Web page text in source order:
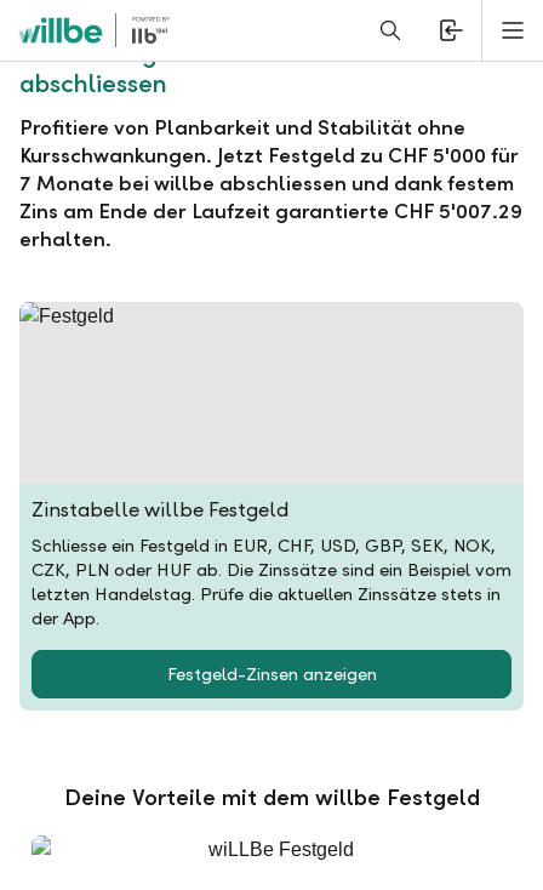
Alerts.Headline
willbe Festgeld zu CHF 5'000 für 7 Monate
abschliessen
Profitiere von Planbarkeit und Stabilität ohne
Kursschwankungen. Jetzt Festgeld zu CHF 5'000 für
7 Monate bei willbe abschliessen und dank festem
Zins am Ende der Laufzeit garantierte CHF 5'007.29
erhalten.
Zinstabelle willbe Festgeld
Schliesse ein Festgeld in EUR, CHF, USD, GBP, SEK, NOK,
CZK, PLN oder HUF ab. Die Zinssätze sind ein Beispiel vom
letzten Handelstag. Prüfe die aktuellen Zinssätze stets in
der App.
Festgeld-Zinsen anzeigen
Deine Vorteile mit dem willbe Festgeld